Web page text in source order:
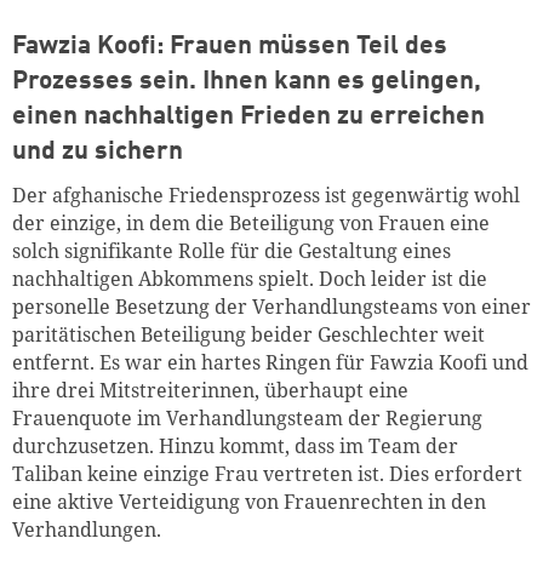
Fawzia Koofi: Frauen müssen Teil des
Prozesses sein. Ihnen kann es gelingen,
einen nachhaltigen Frieden zu erreichen
und zu sichern
Der afghanische Friedensprozess ist gegenwärtig wohl
der einzige, in dem die Beteiligung von Frauen eine
solch signifikante Rolle für die Gestaltung eines
nachhaltigen Abkommens spielt. Doch leider ist die
personelle Besetzung der Verhandlungsteams von einer
paritätischen Beteiligung beider Geschlechter weit
entfernt. Es war ein hartes Ringen für Fawzia Koofi und
ihre drei Mitstreiterinnen, überhaupt eine
Frauenquote im Verhandlungsteam der Regierung
durchzusetzen. Hinzu kommt, dass im Team der
Taliban keine einzige Frau vertreten ist. Dies erfordert
eine aktive Verteidigung von Frauenrechten in den
Verhandlungen.